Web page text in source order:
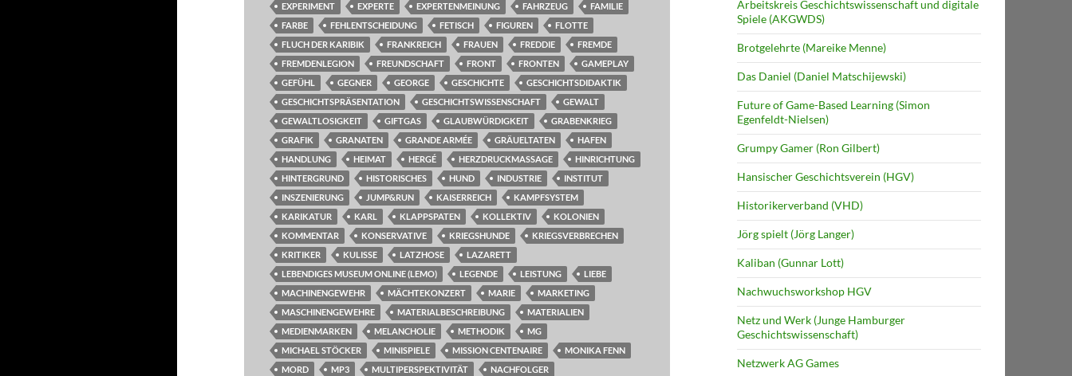
EXPERIMENT
EXPERTE EXPERTENMEINUNG FAHRZEUG
FAMILIE
FARBE
FEHLENTSCHEIDUNG FETISCH FIGUREN
FLOTTE
FLUCH DER KARIBIK
FRANKREICH FRAUEN FREDDIE
FREMDE
FREMDENLEGION
FREUNDSCHAFT FRONT FRONTEN
GAMEPLAY
GEFÜHL
GEGNER GEORGE GESCHICHTE
GESCHICHTSDIDAKTIK
GESCHICHTSPRÄSENTATION
GESCHICHTSWISSENSCHAFT
GEWALT
GEWALTLOSIGKEIT
GIFTGAS GLAUBWÜRDIGKEIT
GRABENKRIEG
GRAFIK
GRANATEN GRANDE ARMÉE GRÄUELTATEN
HAFEN
HANDLUNG
HEIMAT HERGÉ HERZDRUCKMASSAGE
HINRICHTUNG
HINTERGRUND
HISTORISCHES HUND INDUSTRIE
INSTITUT
INSZENIERUNG
JUMP&RUN KAISERREICH
KAMPFSYSTEM
KARIKATUR
KARL KLAPPSPATEN KOLLEKTIV
KOLONIEN
KOMMENTAR
KONSERVATIVE KRIEGSHUNDE
KRIEGSVERBRECHEN
KRITIKER
KULISSE LATZHOSE
LAZARETT
LEBENDIGES MUSEUM ONLINE (LEMO)
LEGENDE LEISTUNG
LIEBE
MACHINENGEWEHR
MÄCHTEKONZERT MARIE
MARKETING
MASCHINENGEWEHRE
MATERIALBESCHREIBUNG
MATERIALIEN
MEDIENMARKEN
MELANCHOLIE METHODIK
MG
MICHAEL STÖCKER
MINISPIELE MISSION CENTENAIRE
MONIKA FENN
MORD
MP3 MULTIPERSPEKTIVITÄT
NACHFOLGER
Arbeitskreis Geschichtswissenschaft und digitale
Spiele (AKGWDS)
Brotgelehrte (Mareike Menne)
Das Daniel (Daniel Matschijewski)
Future of Game-Based Learning (Simon
Egenfeldt-Nielsen)
Grumpy Gamer (Ron Gilbert)
Hansischer Geschichtsverein (HGV)
Historikerverband (VHD)
Jörg spielt (Jörg Langer)
Kaliban (Gunnar Lott)
Nachwuchsworkshop HGV
Netz und Werk (Junge Hamburger
Geschichtswissenschaft)
Netzwerk AG Games